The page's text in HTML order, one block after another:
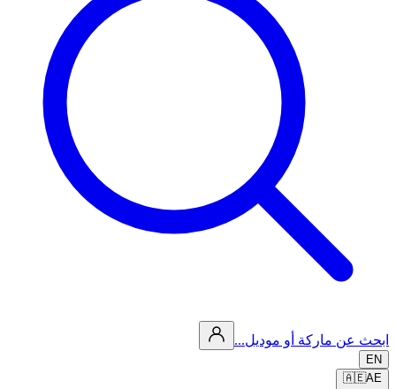
ابحث عن ماركة أو موديل...
EN
🇦🇪AE